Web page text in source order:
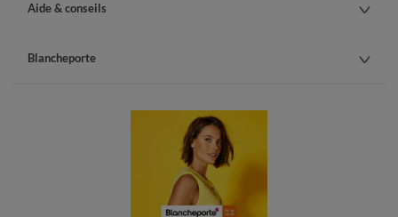
Aide & conseils
Blancheporte